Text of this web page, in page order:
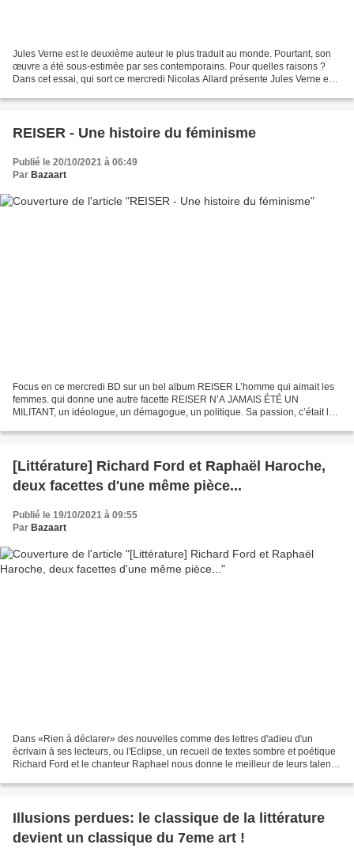
Jules Verne est le deuxième auteur le plus traduit au monde. Pourtant, son
œuvre a été sous-estimée par ses contemporains. Pour quelles raisons ?
Dans cet essai, qui sort ce mercredi Nicolas Allard présente Jules Verne en
REISER - Une histoire du féminisme
Publié le 20/10/2021 à 06:49
Par Bazaart
Focus en ce mercredi BD sur un bel album REISER L’homme qui aimait les
femmes. qui donne une autre facette REISER N’A JAMAIS ÉTÉ UN
MILITANT, un idéologue, un démagogue, un politique. Sa passion, c’était la
[Littérature] Richard Ford et Raphaël Haroche,
deux facettes d'une même pièce...
Publié le 19/10/2021 à 09:55
Par Bazaart
Dans «Rien à déclarer» des nouvelles comme des lettres d'adieu d'un
écrivain à ses lecteurs, ou l'Eclipse, un recueil de textes sombre et poétique
Richard Ford et le chanteur Raphael nous donne le meilleur de leurs talents
Illusions perdues: le classique de la littérature
devient un classique du 7eme art !